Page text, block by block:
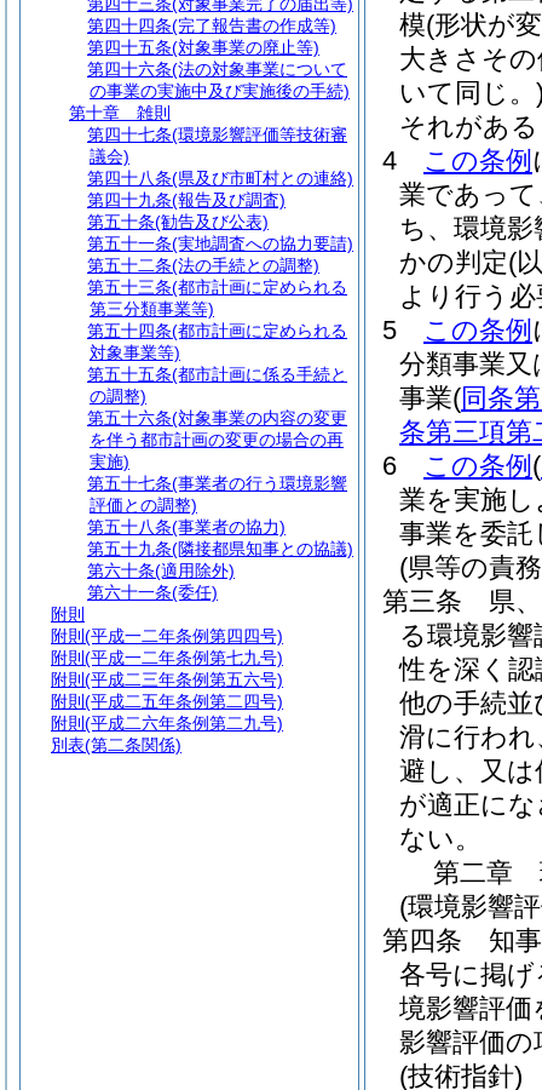
模(形状が
大きさそ
いて同じ。
それがあ
4
この条例
業であっ
ち、環境
かの判定(
より行う
5
この条例
分類事業又
事業(同条
条第三項第
6
この条例 (
業を実施
事業を委
(県等の責
第三条
県
る環境影
性を深く
他の手続
滑に行わ
避し、又
が適正に
ない。
第二章
(環境影響
第四条
知
各号に掲
境影響評
影響評価
(技術指針)
第四十四条(完了報告書の作成等)
第四十五条(対象事業の廃止等)
第四十六条(法の対象事業について
の事業の実施中及び実施後の手続)
第十章
雑則
第四十七条(環境影響評価等技術審
議会)
第四十八条(県及び市町村との連絡)
第四十九条(報告及び調査)
第五十条(勧告及び公表)
第五十一条(実地調査への協力要請)
第五十二条(法の手続との調整)
第五十三条(都市計画に定められる
第三分類事業等)
第五十四条(都市計画に定められる
対象事業等)
第五十五条(都市計画に係る手続と
の調整)
第五十六条(対象事業の内容の変更
を伴う都市計画の変更の場合の再
実施)
第五十七条(事業者の行う環境影響
評価との調整)
第五十八条(事業者の協力)
第五十九条(隣接都県知事との協議)
第六十条(適用除外)
第六十一条(委任)
附則
附則 (平成一二年条例第四四号)
附則 (平成一二年条例第七九号)
附則 (平成二三年条例第五六号)
附則 (平成二五年条例第二四号)
附則 (平成二六年条例第二九号)
別表(第二条関係)